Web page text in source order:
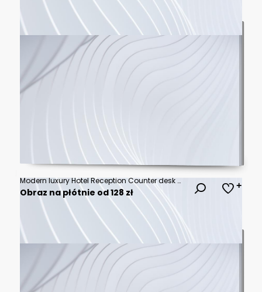
Modern luxury Hotel Reception Counter desk with Bell. Service Bell locating at reception. Silver Call Bell on table, Receptionists and customer on background. Сheck in hotel. Concept.
Obraz na płótnie od 128 zł